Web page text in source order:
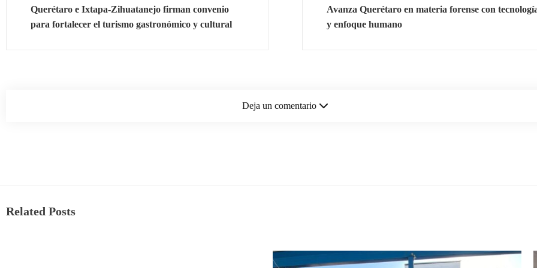
Querétaro e Ixtapa-Zihuatanejo firman convenio
para fortalecer el turismo gastronómico y cultural
Avanza Querétaro en materia forense con
y enfoque humano
Deja un comentario
Related Posts